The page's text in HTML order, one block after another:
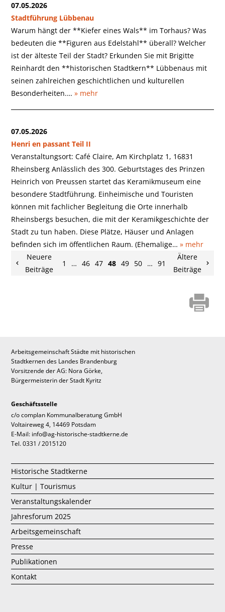
07.05.2026
Stadtführung Lübbenau
Warum hängt der **Kiefer eines Wals** im Torhaus? Was
bedeuten die **Figuren aus Edelstahl** überall? Welcher
ist der älteste Teil der Stadt? Erkunden Sie mit Brigitte
Reinhardt den **historischen Stadtkern** Lübbenaus mit
seinen zahlreichen geschichtlichen und kulturellen
Besonderheiten.…» mehr
07.05.2026
Henri en passant Teil II
Veranstaltungsort: Café Claire, Am Kirchplatz 1, 16831
Rheinsberg Anlässlich des 300. Geburtstages des Prinzen
Heinrich von Preussen startet das Keramikmuseum eine
besondere Stadtführung. Einheimische und Touristen
können mit fachlicher Begleitung die Orte innerhalb
Rheinsbergs besuchen, die mit der Keramikgeschichte der
Stadt zu tun haben. Diese Plätze, Häuser und Anlagen
befinden sich im öffentlichen Raum. (Ehemalige…» mehr
Neuere
Beiträge
1 … 46 47 48 49 50 … 91
Ältere
Beiträge
Arbeitsgemeinschaft Städte mit historischen
Stadtkernen des Landes Brandenburg
Vorsitzende der AG: Nora Görke,
Bürgermeisterin der Stadt Kyritz
Geschäftsstelle
c/o complan Kommunalberatung GmbH
Voltaireweg 4, 14469 Potsdam
E-Mail: info@ag-historische-stadtkerne.de
Tel. 0331 / 2015120
Historische Stadtkerne
Kultur | Tourismus
Veranstaltungskalender
Jahresforum 2025
Arbeitsgemeinschaft
Presse
Publikationen
Kontakt